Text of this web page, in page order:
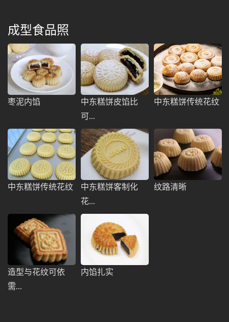
成型食品照
枣泥内馅
中东糕饼皮馅比
可...
中东糕饼传统花纹
中东糕饼传统花纹
中东糕饼客制化
花...
纹路清晰
造型与花纹可依
需...
内馅扎实